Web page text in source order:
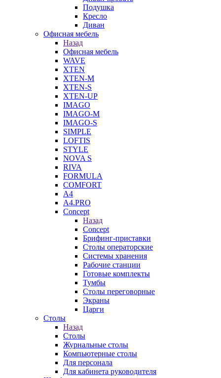
Подушка
Кресло
Диван
Офисная мебель
Назад
Офисная мебель
WAVE
XTEN
XTEN-M
XTEN-S
XTEN-UP
IMAGO
IMAGO-M
IMAGO-S
SIMPLE
LOFTIS
STYLE
NOVA S
RIVA
FORMULA
COMFORT
A4
A4.PRO
Concept
Назад
Concept
Брифинг-приставки
Столы операторские
Системы хранения
Рабочие станции
Готовые комплекты
Тумбы
Столы переговорные
Экраны
Царги
Столы
Назад
Столы
Журнальные столы
Компьютерные столы
Для персонала
Для кабинета руководителя